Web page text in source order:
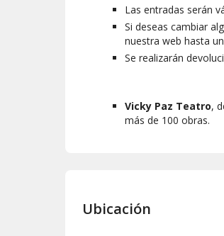
Las entradas serán
Si deseas cambiar
nuestra web hasta
Se realizarán
Vicky Paz Teatro,
más de 100 obras.
Ubicación